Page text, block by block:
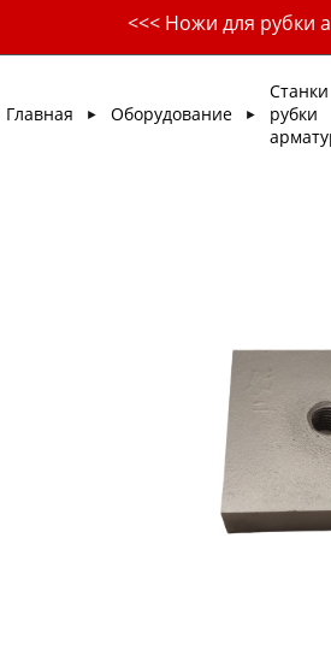
<<< Ножи для рубки
Главная ► Оборудование ►
Станки
рубки